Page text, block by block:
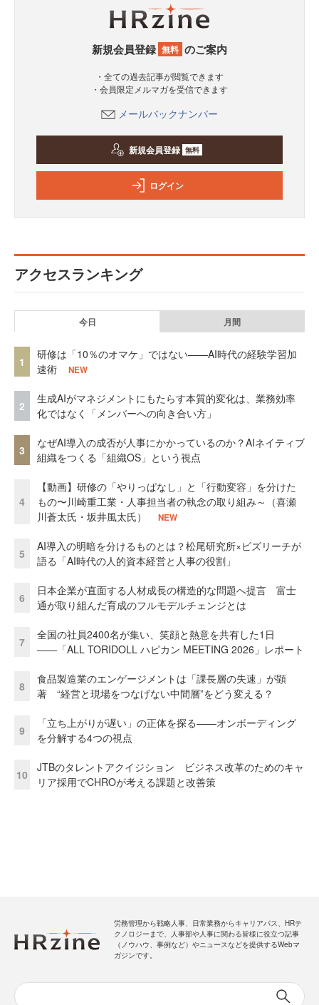
新規会員登録 無料 のご案内
・全ての過去記事が閲覧できます
・会員限定メルマガを受信できます
メールバックナンバー
新規会員登録 無料
ログイン
アクセスランキング
今日 月間
1
研修は「10％のオマケ」ではない——AI時代の経験学習加
速術
NEW
2
生成AIがマネジメントにもたらす本質的変化は、業務効率
化ではなく「メンバーへの向き合い方」
3
なぜAI導入の成否が人事にかかっているのか？AIネイティブ
組織をつくる「組織OS」という視点
4
【動画】研修の「やりっぱなし」と「行動変容」を分けた
もの〜川崎重工業・人事担当者の執念の取り組み～（喜瀬
川蒼太氏・坂井風太氏）
NEW
5
AI導入の明暗を分けるものとは？松尾研究所×ビズリーチが
語る「AI時代の人的資本経営と人事の役割」
6
日本企業が直面する人材成長の構造的な問題へ提言 富士
通が取り組んだ育成のフルモデルチェンジとは
7
全国の社員2400名が集い、笑顔と熱意を共有した1日
――「ALL TORIDOLL ハピカン MEETING 2026」レポート
8
食品製造業のエンゲージメントは「課長層の失速」が顕
著 “経営と現場をつなげない中間層”をどう変える？
9
「立ち上がりが遅い」の正体を探る——オンボーディング
を分解する4つの視点
10
JTBのタレントアクイジション ビジネス改革のためのキャ
リア採用でCHROが考える課題と改善策
労務管理から戦略人事、日常業務からキャリアパス、HRテ
クノロジーまで、人事部や人事に関わる皆様に役立つ記事
（ノウハウ、事例など）やニュースなどを提供するWebマ
ガジンです。